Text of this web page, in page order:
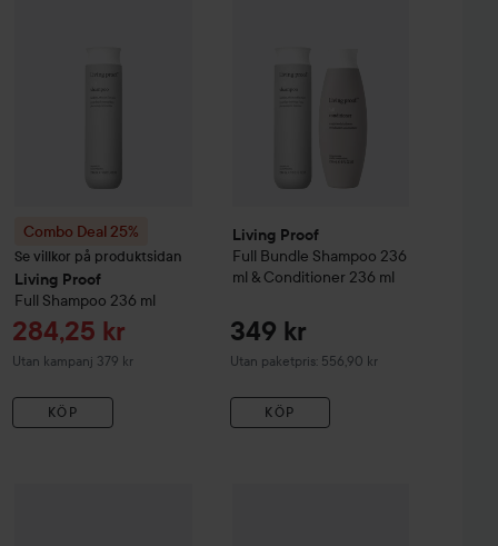
Combo Deal 25%
Se villkor på produktsidan
Living Proof
Full Shampoo 236 ml
Reapris
284,25 kr
Utan kampanj 379 kr
KÖP
Living Proof
Full Bundle Shampoo 236
ml & Conditioner 236 ml
349 kr
Utan paketpris: 556,90 kr
KÖP